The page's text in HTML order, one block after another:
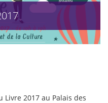
2017 au Palais des